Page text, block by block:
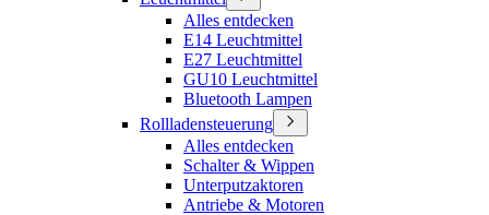
Alles entdecken
E14 Leuchtmittel
E27 Leuchtmittel
GU10 Leuchtmittel
Bluetooth Lampen
Rollladensteuerung
Alles entdecken
Schalter & Wippen
Unterputzaktoren
Antriebe & Motoren